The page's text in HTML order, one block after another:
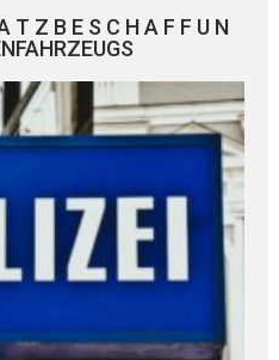
T Z B E S C H A F F U N